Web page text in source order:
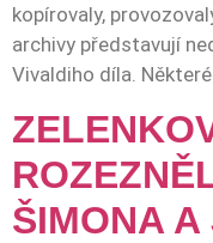
kopírovaly,
archivy představují
Vivaldiho díla.
ŠIMONA A